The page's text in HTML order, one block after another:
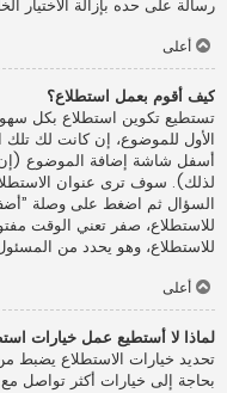
رسالة على حده بإزالة
أعلى
كيف أقوم بعمل استطلاع؟
تستطيع تكوين استطلاع بكل
الأول للموضوع، إن كانت لك
أسفل شاشة إضافة الموضوع (إن
لذلك). سوف ترى عنوان
السؤال ثم اضغط على وصلة
للاستطلاع، صفر تعني الوقت
للاستطلاع، وهو يحدد من
أعلى
لماذا لا أستطيع عمل خيارات
تحديد خيارات الاستطلاع يضبط
بحاجة إلى خيارات أكثر تواصل